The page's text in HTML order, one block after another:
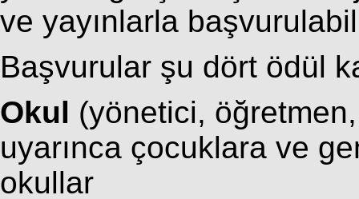
ve yayınlarla
Başvurular şu dört ödül
Okul (yönetici,
uyarınca çocuklara ve
okullar